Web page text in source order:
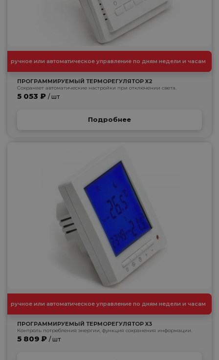
ручное или автоматическое управление по дням недели и часам
ПРОГРАММИРУЕМЫЙ ТЕРМОРЕГУЛЯТОР X2
Сохраняет автоматические настройки при отключении света.
5 053 ₽ / шт
Подробнее
ручное или автоматическое управление по дням недели и часам
ПРОГРАММИРУЕМЫЙ ТЕРМОРЕГУЛЯТОР X3
Контроль потребления энергии, функция сохранения информации.
5 809 ₽ / шт